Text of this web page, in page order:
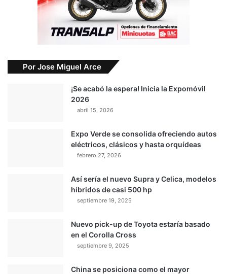
Por Jose Miguel Arce
¡Se acabó la espera! Inicia la Expomóvil
2026
abril 15, 2026
Expo Verde se consolida ofreciendo autos
eléctricos, clásicos y hasta orquídeas
febrero 27, 2026
Así sería el nuevo Supra y Celica, modelos
híbridos de casi 500 hp
septiembre 19, 2025
Nuevo pick-up de Toyota estaría basado
en el Corolla Cross
septiembre 9, 2025
China se posiciona como el mayor